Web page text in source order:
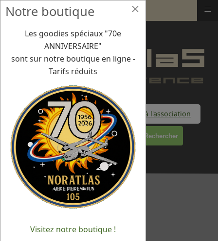
Faire un don à l'association
Rechercher
×
Notre boutique
Les goodies spéciaux "70e
ANNIVERSAIRE"
sont sur notre boutique en ligne -
Tarifs réduits
Visitez notre boutique !
Airborne Center ≡